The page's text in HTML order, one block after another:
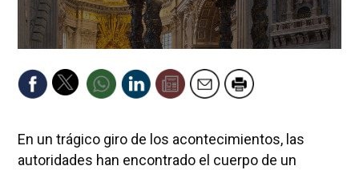
En un trágico giro de los acontecimientos, las
autoridades han encontrado el cuerpo de un